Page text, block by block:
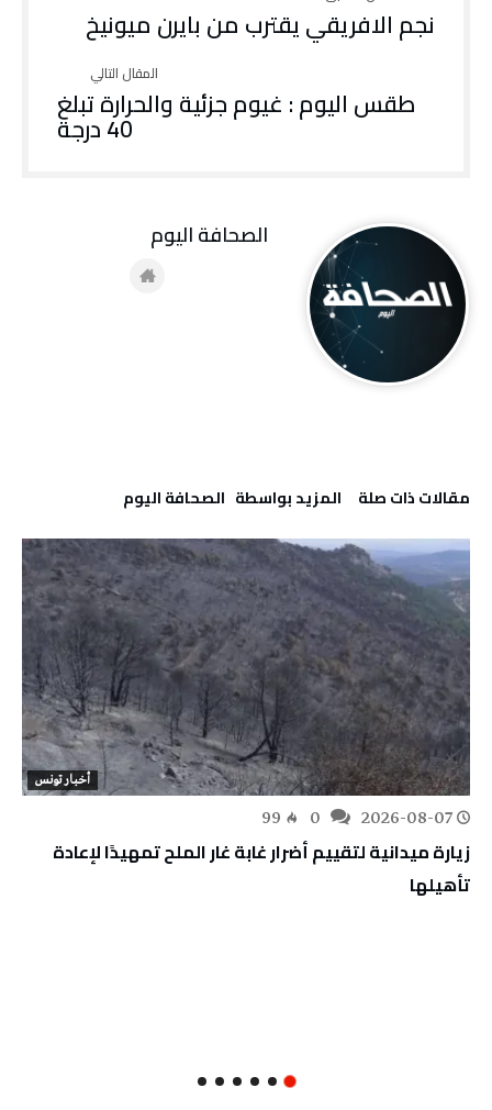
نجم الافريقي يقترب من بايرن ميونيخ
طقس اليوم : غيوم جزئية والحرارة تبلغ
40 درجة
‫مقالات ذات صلة‬ ‫‫المزيد بواسطة‬ ‬ ‭ ‬الصحافة‭ ‬اليوم
أخبار تونس
2026-08-07
99
زيارة ميدانية لتقييم أضرار غابة غار الملح تمهيدًا لإعادة
تأهيلها